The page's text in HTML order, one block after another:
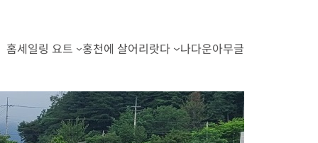
홈세일링 요트 홍천에 살어리랏다 나다운아무글